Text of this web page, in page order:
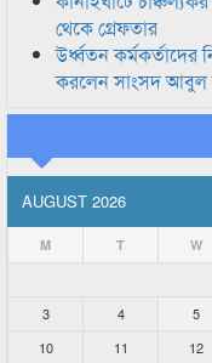
থেকে গ্রেফতার
উর্ধ্বতন কর্মকর্তাদের
করলেন সাংসদ আবুল
AUGUST 2026
M T W
3
4 5
10
11 12